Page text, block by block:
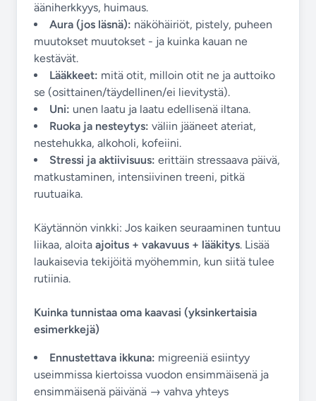
ääniherkkyys, huimaus.
Aura (jos läsnä): näköhäiriöt, pistely, puheen
muutokset muutokset - ja kuinka kauan ne
kestävät.
Lääkkeet: mitä otit, milloin otit ne ja auttoiko
se (osittainen/täydellinen/ei lievitystä).
Uni: unen laatu ja laatu edellisenä iltana.
Ruoka ja nesteytys: väliin jääneet ateriat,
nestehukka, alkoholi, kofeiini.
Stressi ja aktiivisuus: erittäin stressaava päivä,
matkustaminen, intensiivinen treeni, pitkä
ruutuaika.
Käytännön vinkki: Jos kaiken seuraaminen tuntuu
liikaa, aloita ajoitus + vakavuus + lääkitys. Lisää
laukaisevia tekijöitä myöhemmin, kun siitä tulee
rutiinia.
Kuinka tunnistaa oma kaavasi (yksinkertaisia
esimerkkejä)
Ennustettava ikkuna: migreeniä esiintyy
useimmissa kiertoissa vuodon ensimmäisenä ja
ensimmäisenä päivänä → vahva yhteys